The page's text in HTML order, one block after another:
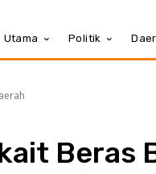
Utama Politik
Beras